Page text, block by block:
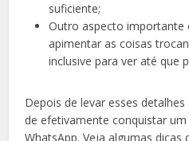
suficiente;
Outro aspecto importante
apimentar as coisas
inclusive para ver até que
Depois de levar esses
de efetivamente conquistar
WhatsApp. Veja algumas